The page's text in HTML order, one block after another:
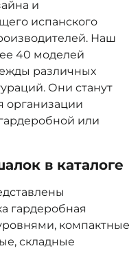
и
испанского
Наш
40 моделей
различных
Они станут
организации
или
в каталоге
гардеробная
компактные
складные